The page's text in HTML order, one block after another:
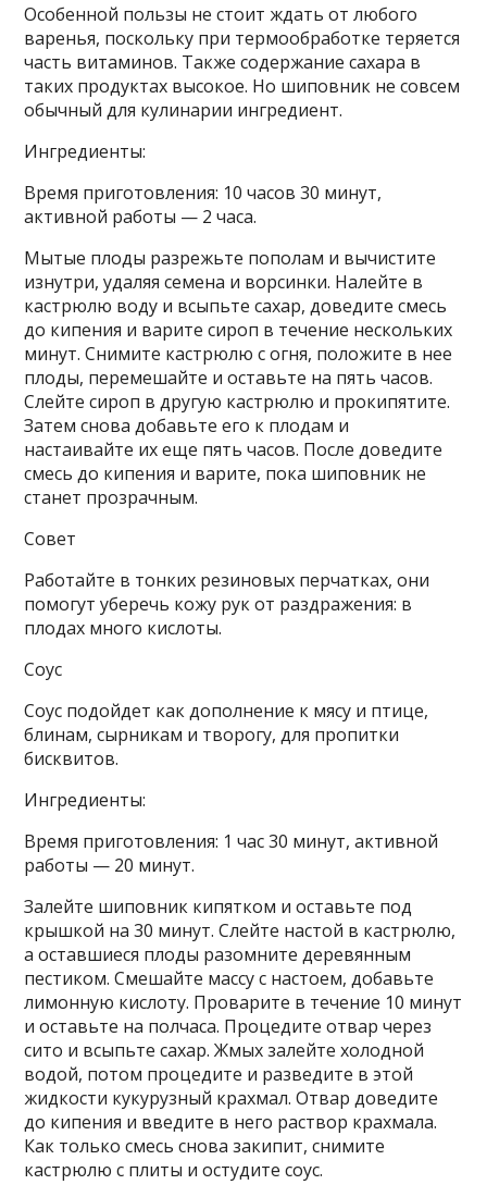
Особенной пользы не стоит ждать от любого
варенья, поскольку при термообработке теряется
часть витаминов. Также содержание сахара в
таких продуктах высокое. Но шиповник не совсем
обычный для кулинарии ингредиент.
Ингредиенты:
Время приготовления: 10 часов 30 минут,
активной работы — 2 часа.
Мытые плоды разрежьте пополам и вычистите
изнутри, удаляя семена и ворсинки. Налейте в
кастрюлю воду и всыпьте сахар, доведите смесь
до кипения и варите сироп в течение нескольких
минут. Снимите кастрюлю с огня, положите в нее
плоды, перемешайте и оставьте на пять часов.
Слейте сироп в другую кастрюлю и прокипятите.
Затем снова добавьте его к плодам и
настаивайте их еще пять часов. После доведите
смесь до кипения и варите, пока шиповник не
станет прозрачным.
Совет
Работайте в тонких резиновых перчатках, они
помогут уберечь кожу рук от раздражения: в
плодах много кислоты.
Соус
Соус подойдет как дополнение к мясу и птице,
блинам, сырникам и творогу, для пропитки
бисквитов.
Ингредиенты:
Время приготовления: 1 час 30 минут, активной
работы — 20 минут.
Залейте шиповник кипятком и оставьте под
крышкой на 30 минут. Слейте настой в кастрюлю,
а оставшиеся плоды разомните деревянным
пестиком. Смешайте массу с настоем, добавьте
лимонную кислоту. Проварите в течение 10 минут
и оставьте на полчаса. Процедите отвар через
сито и всыпьте сахар. Жмых залейте холодной
водой, потом процедите и разведите в этой
жидкости кукурузный крахмал. Отвар доведите
до кипения и введите в него раствор крахмала.
Как только смесь снова закипит, снимите
кастрюлю с плиты и остудите соус.